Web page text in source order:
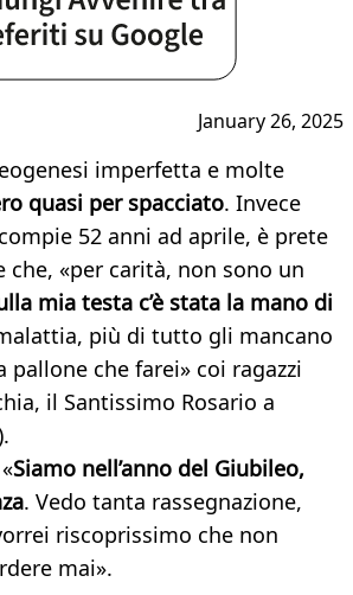
January 26, 2025
imperfetta e molte
quasi per spacciato. Invece
52 anni ad aprile, è prete
che, «per carità, non sono un
mia testa c’è stata la mano di
più di tutto gli mancano
che farei» coi ragazzi
il Santissimo Rosario a
Siamo nell’anno del Giubileo,
. Vedo tanta rassegnazione,
riscoprissimo che non
mai».